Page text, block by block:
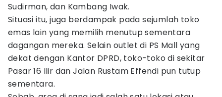
Sudirman, dan Kambang Iwak.
Situasi itu, juga berdampak pada sejumlah toko
emas lain yang memilih menutup sementara
dagangan mereka. Selain outlet di PS Mall yang
dekat dengan Kantor DPRD, toko-toko di sekitar
Pasar 16 Ilir dan Jalan Rustam Effendi pun tutup
sementara.